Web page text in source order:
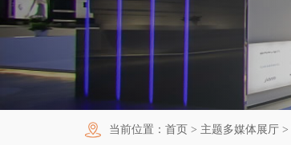
廉政警示展厅
禁毒教育基地
红色党建教育基地
VR虚拟现实
触控一体机
创新展项
新闻中心
展厅资讯
常见问题
企业简介
企业文化
加入我们
合作代理
联系我们
当前位置： 首页 > 主题多媒体展厅>